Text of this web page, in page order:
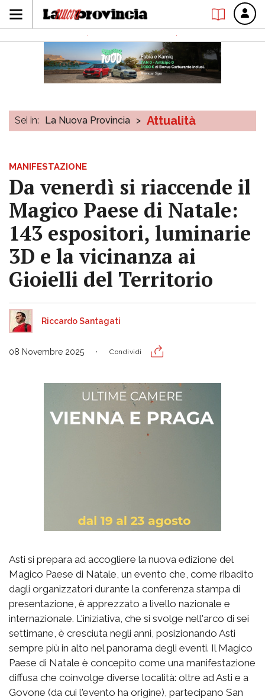
Sei in: La Nuova Provincia > Attualità
MANIFESTAZIONE
Da venerdì si riaccende il
Magico Paese di Natale:
143 espositori, luminarie
3D e la vicinanza ai
Gioielli del Territorio
Riccardo Santagati
08 Novembre 2025 Condividi
Asti si prepara ad accogliere la nuova edizione del
Magico Paese di Natale, un evento che, come ribadito
dagli organizzatori durante la conferenza stampa di
presentazione, è apprezzato a livello nazionale e
internazionale. L'iniziativa, che si svolge nell'arco di sei
settimane, è cresciuta negli anni, posizionando Asti
sempre più in alto nel panorama degli eventi. Il Magico
Paese di Natale è concepito come una manifestazione
diffusa che coinvolge diverse località: oltre ad Asti e a
Govone (da cui l'evento ha origine), partecipano San